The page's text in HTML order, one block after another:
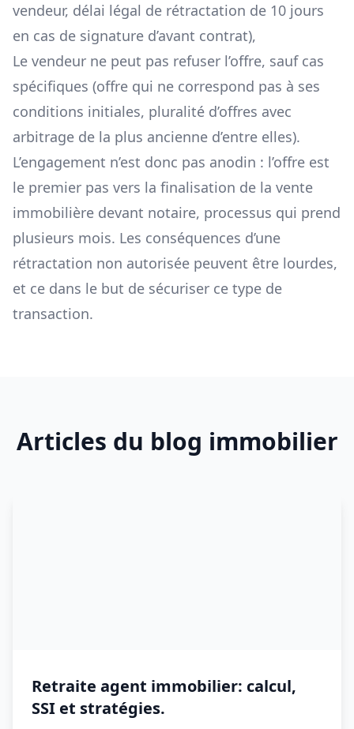
vendeur, délai légal de rétractation de 10 jours
en cas de signature d’avant contrat),
Le vendeur ne peut pas refuser l’offre, sauf cas
spécifiques (offre qui ne correspond pas à ses
conditions initiales, pluralité d’offres avec
arbitrage de la plus ancienne d’entre elles).
L’engagement n’est donc pas anodin : l’offre est
le premier pas vers la finalisation de la vente
immobilière devant notaire, processus qui prend
plusieurs mois. Les conséquences d’une
rétractation non autorisée peuvent être lourdes,
et ce dans le but de sécuriser ce type de
transaction.
Articles du blog immobilier
Retraite agent immobilier: calcul,
SSI et stratégies.